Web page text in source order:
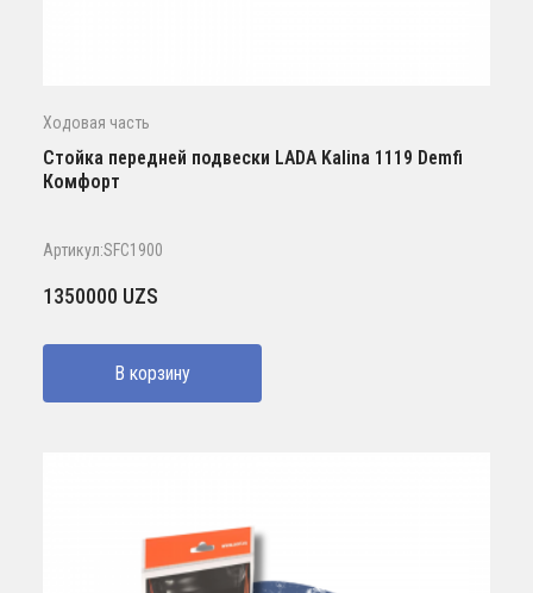
Ходовая часть
Стойка передней подвески LADA Kalina 1119 Demfi
Комфорт
Артикул:SFC1900
1350000 UZS
В корзину